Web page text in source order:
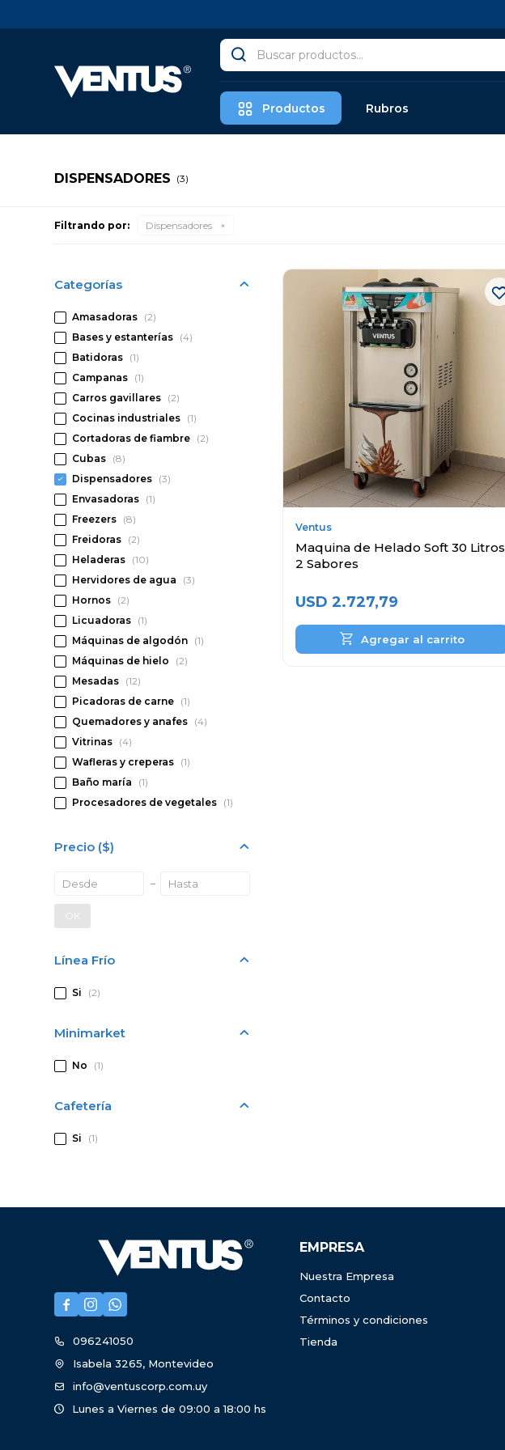
Productos Rubros
DISPENSADORES (3)
Filtrando por: Dispensadores
Ventus
Maquina de Helado Soft 30 Litros
2 Sabores
USD 2.727,79
Categorías
Amasadoras (2)
Bases y estanterías (4)
Batidoras (1)
Campanas (1)
Carros gavillares (2)
Cocinas industriales (1)
Cortadoras de fiambre (2)
Cubas (8)
Dispensadores (3)
Envasadoras (1)
Freezers (8)
Freidoras (2)
Heladeras (10)
Hervidores de agua
(3)
Hornos (2)
Licuadoras (1)
Máquinas de algodón (1)
Máquinas de hielo
(2)
Mesadas (12)
Picadoras de carne (1)
Quemadores y anafes (4)
Vitrinas (4)
Wafleras y creperas (1)
Baño maría
(1)
Procesadores de vegetales (1)
Precio ($)
OK
Línea Frío
Si (2)
Minimarket
No (1)
Cafetería
Si (1)
  
096241050
Isabela 3265, Montevideo
info@ventuscorp.com.uy
Lunes a Viernes de 09:00 a 18:00 hs
EMPRESA
Nuestra Empresa
Contacto
Términos y condiciones
Tienda